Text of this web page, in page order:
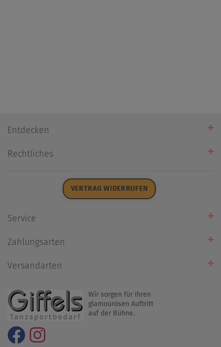
Entdecken
Öffnungszeiten
Rechtliches
VERTRAG WIDERRUFEN
Service
Rückrufservice
Umtausch/Rücksendung
Zahlungsarten
Versandarten
Wir sorgen für Ihren
glamourösen Auftritt
auf der Bühne.